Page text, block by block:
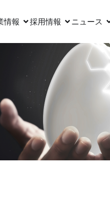
情報 採用情報 ニュース